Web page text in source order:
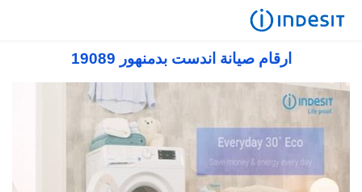
ارقام صيانة اندست بدمنهور 19089
اندست توكيل معتمد